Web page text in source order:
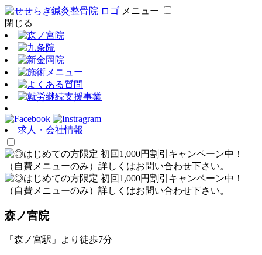
メニュー
閉じる
求人・会社情報
森ノ宮院
「森ノ宮駅」より徒歩7分